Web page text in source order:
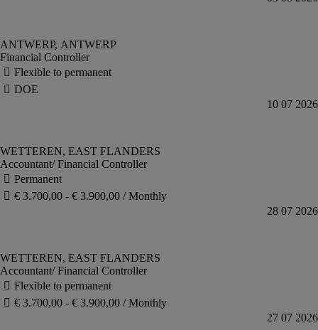
Financial Controller
Accountant/ Financial Controller
Accountant/ Financial Controller